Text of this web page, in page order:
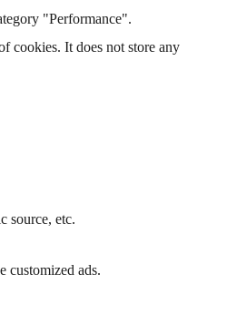
"Performance".
cookies. It does not store any
source, etc.
customized ads.